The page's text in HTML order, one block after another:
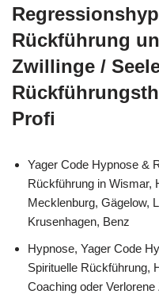
Rückführung
Zwillinge /
Profi
Yager Code Hypnose &
Rückführung in Wismar,
Mecklenburg, Gägelow,
Krusenhagen, Benz
Hypnose, Yager Code
Spirituelle Rückführung,
Coaching oder